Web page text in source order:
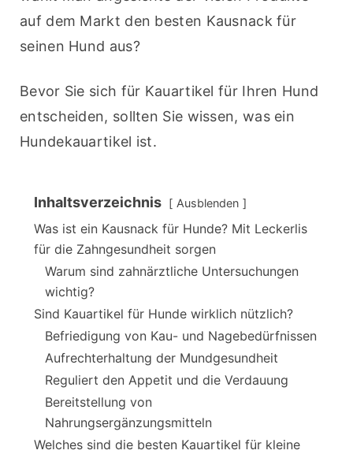
auf dem Markt den besten Kausnack für
seinen Hund aus?
Bevor Sie sich für Kauartikel für Ihren Hund
entscheiden, sollten Sie wissen, was ein
Hundekauartikel ist.
Inhaltsverzeichnis Ausblenden
Was ist ein Kausnack für Hunde? Mit Leckerlis
für die Zahngesundheit sorgen
Warum sind zahnärztliche Untersuchungen
wichtig?
Sind Kauartikel für Hunde wirklich nützlich?
Befriedigung von Kau- und Nagebedürfnissen
Aufrechterhaltung der Mundgesundheit
Reguliert den Appetit und die Verdauung
Bereitstellung von
Nahrungsergänzungsmitteln
Welches sind die besten Kauartikel für kleine